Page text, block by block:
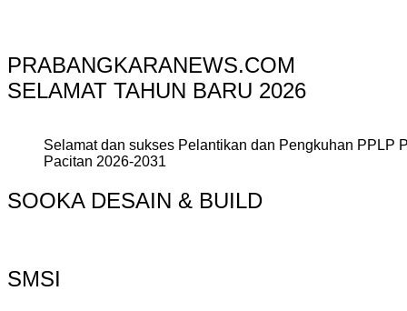
PRABANGKARANEWS.COM
SELAMAT TAHUN BARU 2026
Selamat dan sukses Pelantikan dan Pengkuhan PPLP
Pacitan 2026-2031
SOOKA DESAIN & BUILD
SMSI